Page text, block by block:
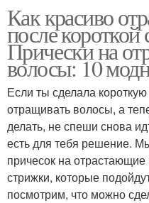
Как красиво
после
Прически на
волосы: 10
Если ты сделала
отращивать волосы, а
делать, не спеши снова
есть для тебя решение.
причесок на
стрижки, которые
посмотрим, что можно